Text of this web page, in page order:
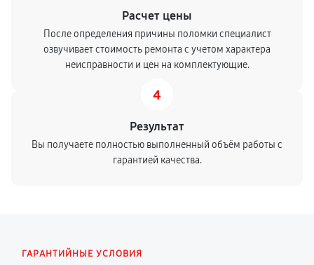
Расчет цены
После определения причины поломки специалист
озвучивает стоимость ремонта с учетом характера
неисправности и цен на комплектующие.
4
Результат
Вы получаете полностью выполненный объём работы с
гарантией качества.
ГАРАНТИЙНЫЕ УСЛОВИЯ